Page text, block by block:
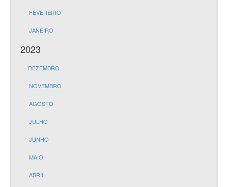
FEVEREIRO
JANEIRO
2023
DEZEMBRO
NOVEMBRO
AGOSTO
JULHO
JUNHO
MAIO
ABRIL